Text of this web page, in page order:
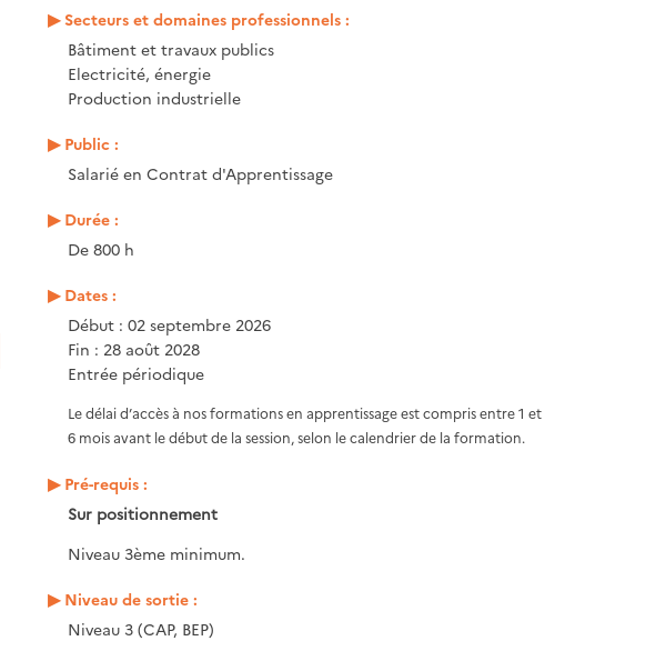
Secteurs et domaines professionnels :
Bâtiment et travaux publics
Electricité, énergie
Production industrielle
Public :
Salarié en Contrat d'Apprentissage
Durée :
De 800 h
Dates :
Début : 02 septembre 2026
Fin : 28 août 2028
Entrée périodique
Le délai d’accès à nos formations en apprentissage est compris entre 1 et
6 mois avant le début de la session, selon le calendrier de la formation.
Pré-requis :
Sur positionnement
Niveau 3ème minimum.
Niveau de sortie :
Niveau 3 (CAP, BEP)